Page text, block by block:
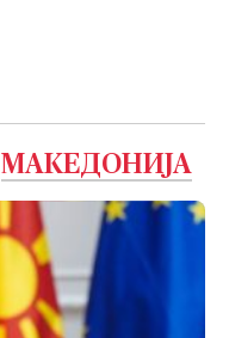
МАКЕДОНИЈА